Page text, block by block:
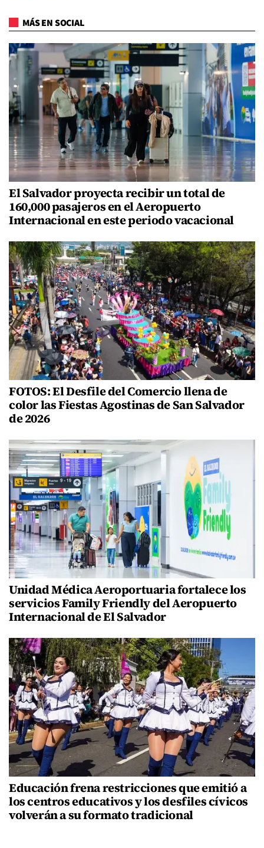
MÁS EN SOCIAL
El Salvador proyecta recibir un total de
160,000 pasajeros en el Aeropuerto
Internacional en este periodo vacacional
FOTOS: El Desfile del Comercio llena de
color las Fiestas Agostinas de San Salvador
de 2026
Unidad Médica Aeroportuaria fortalece los
servicios Family Friendly del Aeropuerto
Internacional de El Salvador
Educación frena restricciones que emitió a
los centros educativos y los desfiles cívicos
volverán a su formato tradicional